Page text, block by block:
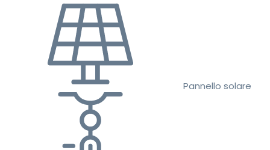
Pannello solare